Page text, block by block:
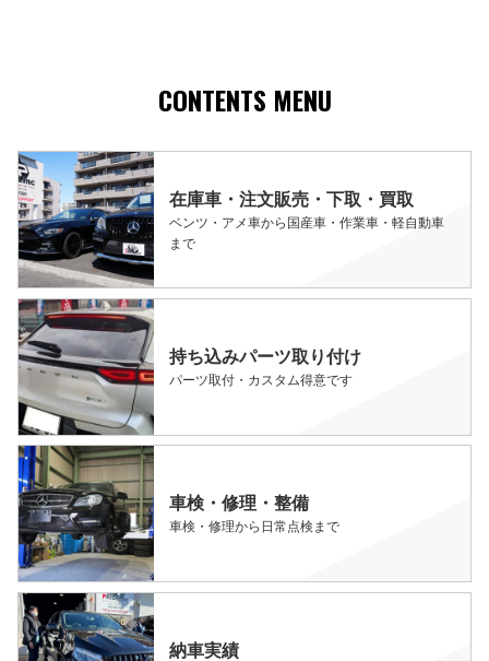
CONTENTS MENU
在庫車・注文販売・下取・買取
ベンツ・アメ車から国産車・作業車・軽自動車
まで
持ち込みパーツ取り付け
パーツ取付・カスタム得意です
車検・修理・整備
車検・修理から日常点検まで
納車実績